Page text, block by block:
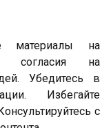
материалы на
согласия на
Убедитесь в
Избегайте
с